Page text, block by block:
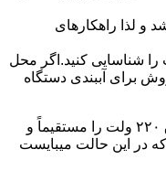
و لذا راهکارهای
ﺷﻨﺎﺳﺎﯾﯽ کنید.اﮔﺮ ﻣﺤﻞ
برای آببندی دستگاه
مشکل ۷:ﻫﯿﺘﺮ لباسشویی آب را ﮔﺮم نمیکند.نحوه رﻓﻊ:ﻫﻤﺎﻧﻨﺪ ﮔﺬﺷﺘﻪ بهمنظور اﻓﺰاﯾﺶ ﺳﺮﻋﺖ ﻋﻤﻞ در مشکلیابی،بهتر است سیمهای راﺑﻂ ﻫﯿﺘﺮ را ﺟﺪا ﻧﻤﻮده و ﺑﺎ ﯾﮏ ﺳﯿﻢ ﻣﺨﺼﻮص،برق ۲۲۰ ولت را مستقیماً و
در این حالت میبایست